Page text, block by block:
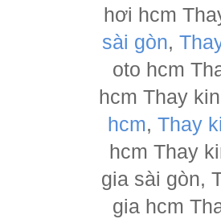
hơi hcm
sài gòn,
oto hcm
hcm Thay
hcm, Thay
hcm Thay
gia sài gòn,
gia hcm